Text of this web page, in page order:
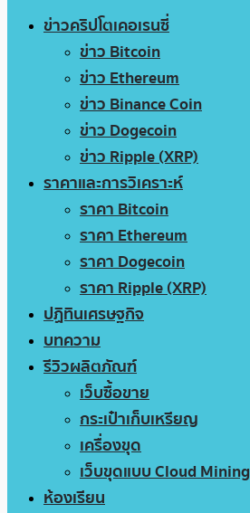
ข่าวคริปโตเคอเรนซี่
ข่าว Bitcoin
ข่าว Ethereum
ข่าว Binance Coin
ข่าว Dogecoin
ข่าว Ripple (XRP)
ราคาและการวิเคราะห์
ราคา Bitcoin
ราคา Ethereum
ราคา Dogecoin
ราคา Ripple (XRP)
ปฏิทินเศรษฐกิจ
บทความ
รีวิวผลิตภัณฑ์
เว็บซื้อขาย
กระเป๋าเก็บเหรียญ
เครื่องขุด
เว็บขุดแบบ Cloud Mining
ห้องเรียน